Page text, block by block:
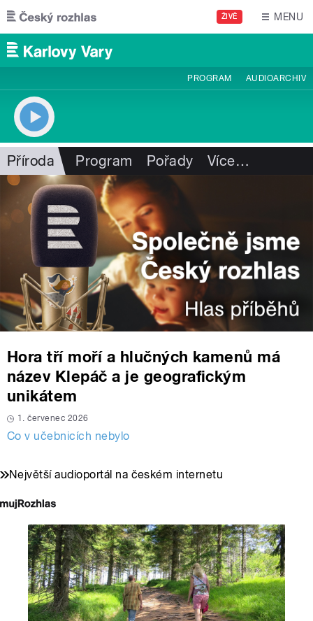
Přejít k hlavnímu obsahu
ŽIVĚ MENU
PROGRAM AUDIOARCHIV
Příroda Program Pořady Více…
Hora tří moří a hlučných kamenů má
název Klepáč a je geografickým
unikátem
1. červenec 2026
Co v učebnicích nebylo
Největší audioportál na českém internetu